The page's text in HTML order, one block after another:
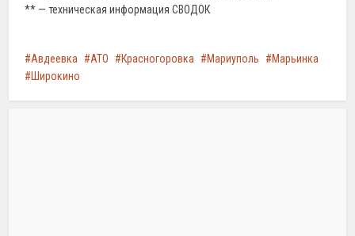
** — техническая информация СВОДОК
Авдеевка АТО Красногоровка Мариуполь
Марьинка
Широкино